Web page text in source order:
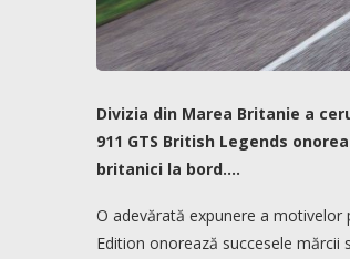
Divizia din Marea Britanie a
911 GTS British Legends
britanici la bord….
O adevărată expunere a motivelor
Edition onorează succesele